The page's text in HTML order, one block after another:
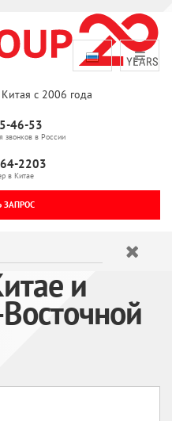
с 2006 года
46-53
звонков в России
2203
в Китае
ЗАПРОС
и